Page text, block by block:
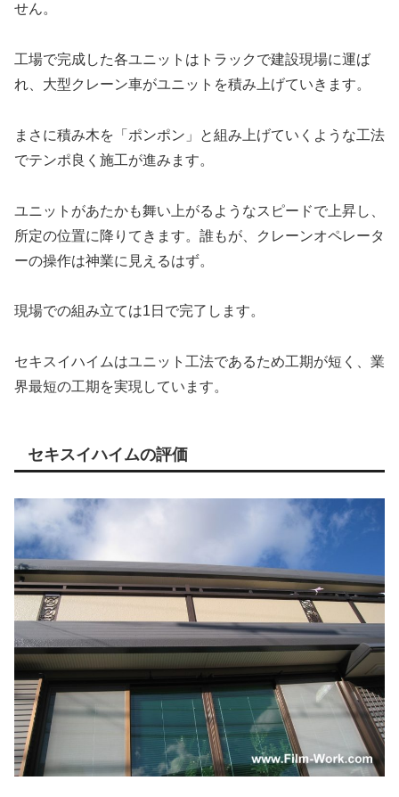
せん。
工場で完成した各ユニットはトラックで建設現場に運ば
れ、大型クレーン車がユニットを積み上げていきます。
まさに積み木を「ポンポン」と組み上げていくような工法
でテンポ良く施工が進みます。
ユニットがあたかも舞い上がるようなスピードで上昇し、
所定の位置に降りてきます。誰もが、クレーンオペレータ
ーの操作は神業に見えるはず。
現場での組み立ては1日で完了します。
セキスイハイムはユニット工法であるため工期が短く、業
界最短の工期を実現しています。
セキスイハイムの評価